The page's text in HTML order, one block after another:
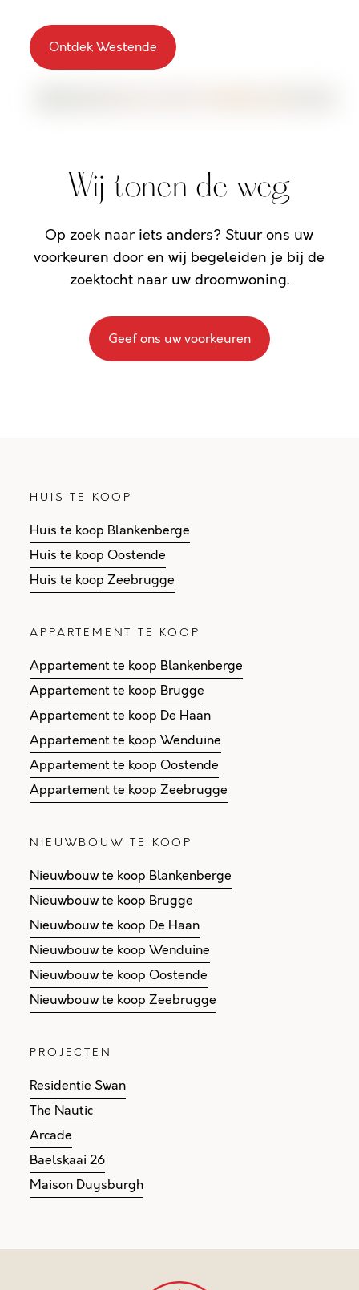
Ontdek Westende
Wij tonen de weg
Op zoek naar iets anders? Stuur ons uw
voorkeuren door en wij begeleiden je bij de
zoektocht naar uw droomwoning.
Geef ons uw voorkeuren
HUIS TE KOOP
Huis te koop Blankenberge
Huis te koop Oostende
Huis te koop Zeebrugge
APPARTEMENT TE KOOP
Appartement te koop Blankenberge
Appartement te koop Brugge
Appartement te koop De Haan
Appartement te koop Wenduine
Appartement te koop Oostende
Appartement te koop Zeebrugge
NIEUWBOUW TE KOOP
Nieuwbouw te koop Blankenberge
Nieuwbouw te koop Brugge
Nieuwbouw te koop De Haan
Nieuwbouw te koop Wenduine
Nieuwbouw te koop Oostende
Nieuwbouw te koop Zeebrugge
PROJECTEN
Residentie Swan
The Nautic
Arcade
Baelskaai 26
Maison Duysburgh